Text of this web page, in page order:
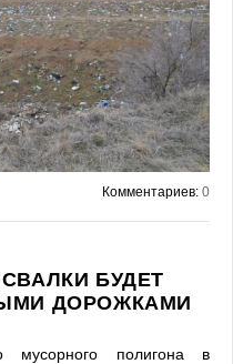
Комментариев: 0
БУДЕТ
ДОРОЖКАМИ
мусорного полигона в